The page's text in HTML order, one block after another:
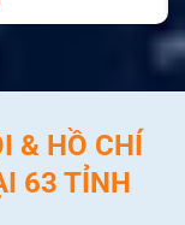
& HỒ CHÍ
63 TỈNH